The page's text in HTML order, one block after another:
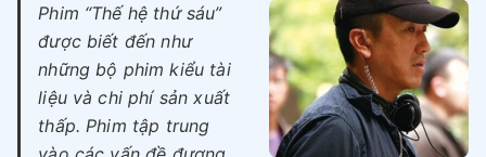
Phim “Thế hệ thứ sáu”
được biết đến như
những bộ phim kiểu tài
liệu và chi phí sản xuất
thấp. Phim tập trung